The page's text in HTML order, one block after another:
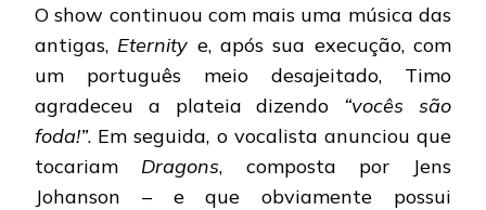
O show continuou com mais uma música das
antigas, Eternity e, após sua execução, com
um português meio desajeitado, Timo
agradeceu a plateia dizendo “vocês são
foda!”. Em seguida, o vocalista anunciou que
tocariam Dragons, composta por Jens
Johanson – e que obviamente possui